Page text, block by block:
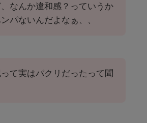
なんか違和感？っていうか
パないんだよなぁ、、
て実はパクリだったって聞